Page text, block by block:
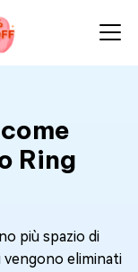
Ring
più spazio di
vengono eliminati